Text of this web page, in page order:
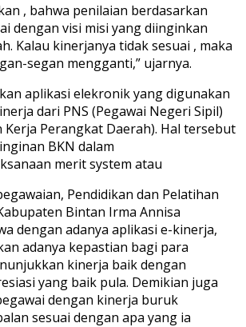
, bahwa penilaian berdasarkan
dengan visi misi yang diinginkan
Kalau kinerjanya tidak sesuai , maka
segan mengganti,” ujarnya.
aplikasi elekronik yang digunakan
dari PNS (Pegawai Negeri Sipil)
Kerja Perangkat Daerah). Hal tersebut
BKN dalam
merit system atau
Pendidikan dan Pelatihan
Bintan Irma Annisa
dengan adanya aplikasi e-kinerja,
adanya kepastian bagi para
kinerja baik dengan
yang baik pula. Demikian juga
dengan kinerja buruk
sesuai dengan apa yang ia